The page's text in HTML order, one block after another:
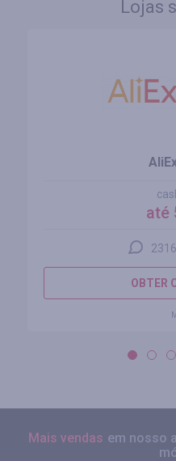
Lojas
até
OBTER
Mais vendas em nosso